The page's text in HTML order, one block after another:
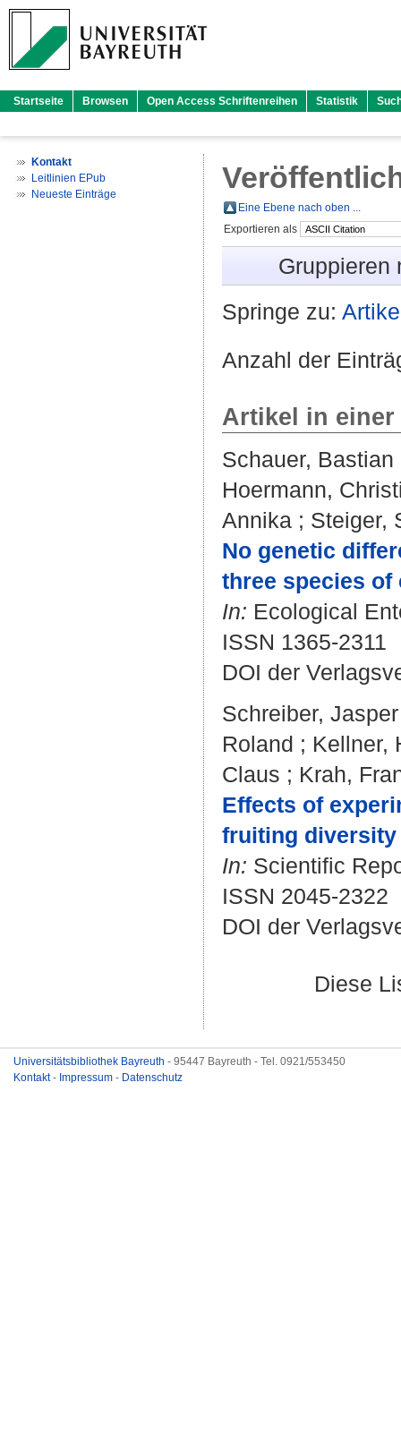
Startseite Browsen Open Access Schriftenreihen Statistik
Kontakt
Leitlinien EPub
Neueste Einträge
Eine Ebene nach oben ...
Exportieren als
Gruppieren
Springe zu:
Anzahl der
Artikel in
Schauer, Bastian
Hoermann,
Annika ; Steiger,
No genetic
three species of
In: Ecological
ISSN 1365-2311
DOI der
Schreiber, Jasper
Roland ; Kellner,
Claus ; Krah,
Effects of
fruiting
In: Scientific
ISSN 2045-2322
DOI der
Diese
Universitätsbibliothek Bayreuth - 95447 Bayreuth - Tel. 0921/553450
Kontakt- Impressum - Datenschutz